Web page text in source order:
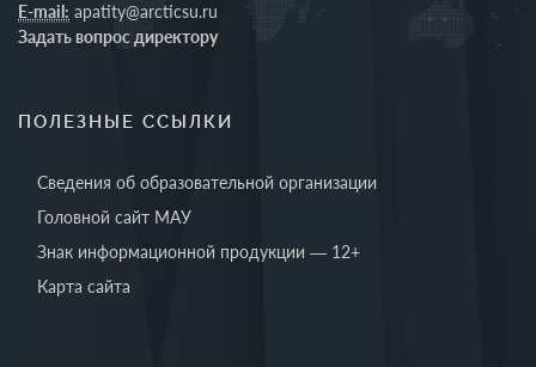
E-mail: apatity@arcticsu.ru
Задать вопрос директору
ПОЛЕЗНЫЕ ССЫЛКИ
Сведения об образовательной организации
Головной сайт МАУ
Знак информационной продукции — 12+
Карта сайта